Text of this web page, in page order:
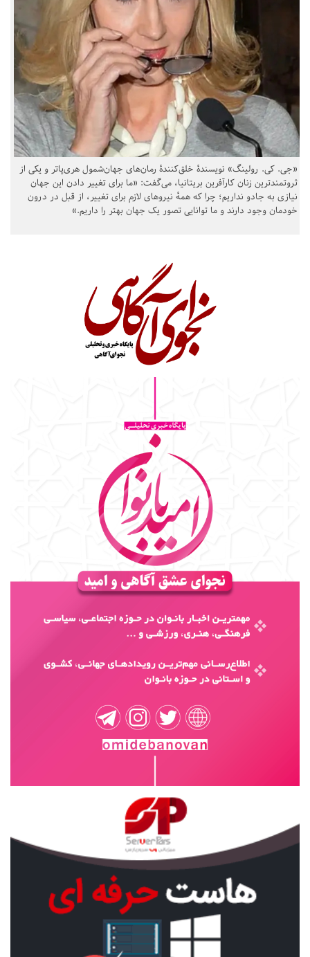
«جی. کی. رولینگ» نویسندهٔ خلق‌کنندهٔ رمان‌های جهان‌شمول هری‌پاتر و یکی از
ثروتمندترین زنان کارآفرین بریتانیا، می‌گفت: «ما برای تغییر دادن این جهان
نیازی به جادو نداریم؛ چرا که همهٔ نیروهای لازم برای تغییر، از قبل در درون
خودمان وجود دارند و ما توانایی تصور یک جهان بهتر را داریم.»